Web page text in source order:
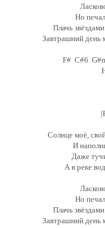
Но
Плачь
Завтрашний день
F#
Солнце моё,
И
Даже
А в реке
Но
Плачь
Завтрашний день